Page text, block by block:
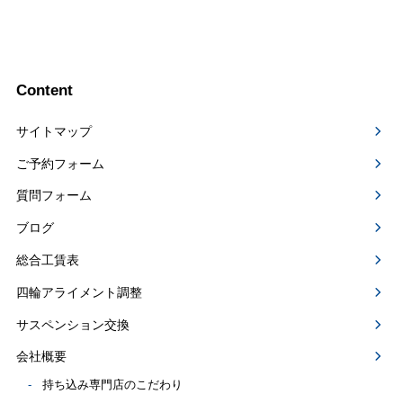
Content
サイトマップ
ご予約フォーム
質問フォーム
ブログ
総合工賃表
四輪アライメント調整
サスペンション交換
会社概要
持ち込み専門店のこだわり